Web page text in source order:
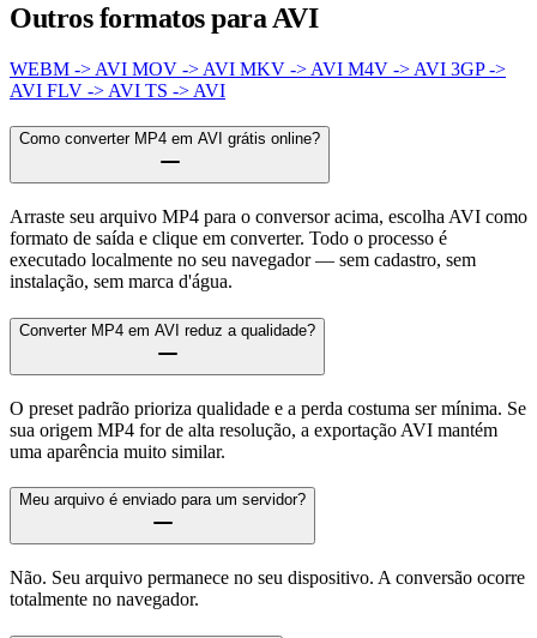
Outros formatos para AVI
WEBM -> AVI MOV -> AVI MKV -> AVI M4V -> AVI 3GP ->
AVI FLV -> AVI TS -> AVI
Como converter MP4 em AVI grátis online?
Arraste seu arquivo MP4 para o conversor acima, escolha AVI como
formato de saída e clique em converter. Todo o processo é
executado localmente no seu navegador — sem cadastro, sem
instalação, sem marca d'água.
Converter MP4 em AVI reduz a qualidade?
O preset padrão prioriza qualidade e a perda costuma ser mínima. Se
sua origem MP4 for de alta resolução, a exportação AVI mantém
uma aparência muito similar.
Meu arquivo é enviado para um servidor?
Não. Seu arquivo permanece no seu dispositivo. A conversão ocorre
totalmente no navegador.